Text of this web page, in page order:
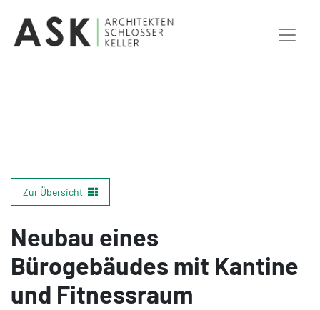
Zur Übersicht
Neubau eines
Bürogebäudes mit Kantine
und Fitnessraum